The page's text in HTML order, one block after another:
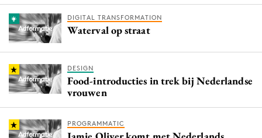
DIGITAL TRANSFORMATION
Waterval op straat
DESIGN
Food-introducties in trek bij Nederlandse
vrouwen
PROGRAMMATIC